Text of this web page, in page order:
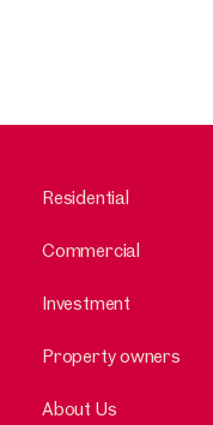
Residential
Commercial
Investment
Property owners
About Us